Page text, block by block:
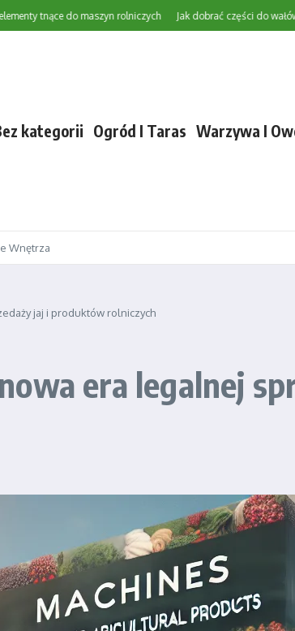
tnące do maszyn rolniczych Jak dobrać części do wałów
kategorii Ogród I Taras Warzywa I
Wnętrza
jaj i produktów rolniczych
era legalnej